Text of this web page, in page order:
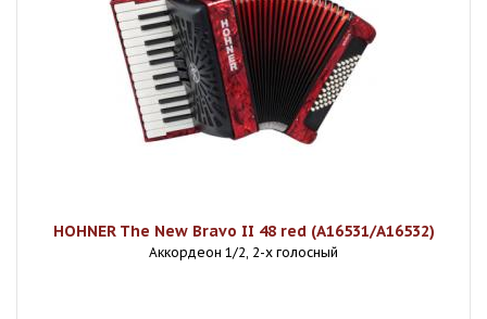
HOHNER The New Bravo II 48 red (A16531/A16532)
Аккордеон 1/2, 2-х голосный